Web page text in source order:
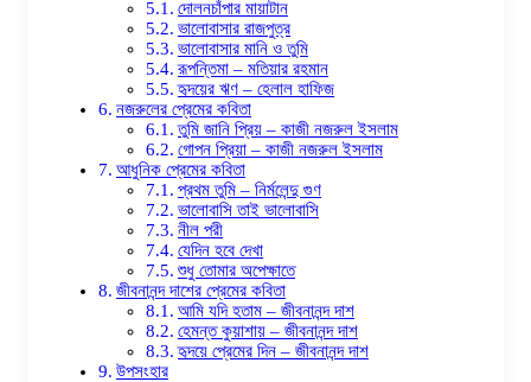
দোলনচাঁপার মায়াটান
ভালোবাসার রাজপুত্র
ভালোবাসার মানি ও তুমি
রূপন্তিমা – মতিয়ার রহমান
হৃদয়ের ঋণ – হেলাল হাফিজ
নজরুলের প্রেমের কবিতা
তুমি জানি প্রিয় – কাজী নজরুল ইসলাম
গোপন প্রিয়া – কাজী নজরুল ইসলাম
আধুনিক প্রেমের কবিতা
প্রথম তুমি – নির্মলেন্দু গুণ
ভালোবাসি তাই ভালোবাসি
নীল পরী
যেদিন হবে দেখা
শুধু তোমার অপেক্ষাতে
জীবনানন্দ দাশের প্রেমের কবিতা
আমি যদি হতাম – জীবনানন্দ দাশ
হেমন্ত কুয়াশায় – জীবনানন্দ দাশ
হৃদয়ে প্রেমের দিন – জীবনানন্দ দাশ
উপসংহার